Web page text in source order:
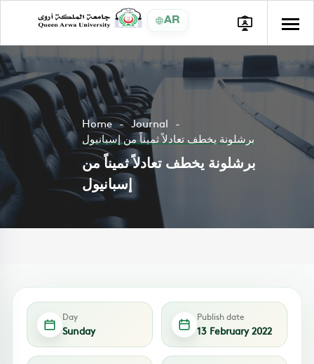
AR
Home
Journal
برشلونة يخطف تعادلاً ثميناً من إسبانيول
برشلونة يخطف تعادلاً ثميناً من
إسبانيول
Day
Sunday
Publish date
13 February 2022